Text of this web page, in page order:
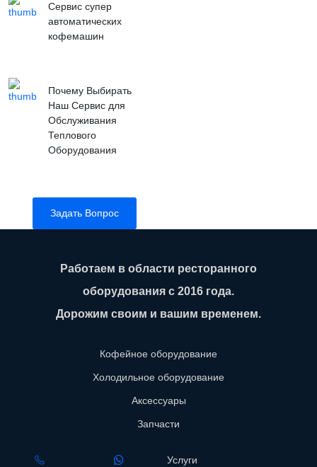
Сервис супер
автоматических
кофемашин
Почему Выбирать
Наш Сервис для
Обслуживания
Теплового
Оборудования
Задать Вопрос
Работаем в области ресторанного
оборудования с 2016 года.
Дорожим своим и вашим временем.
Кофейное оборудование
Холодильное оборудование
Аксессуары
Запчасти
Услуги